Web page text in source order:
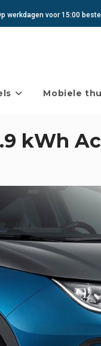
werkdagen voor 15:00
Mobiele
kWh